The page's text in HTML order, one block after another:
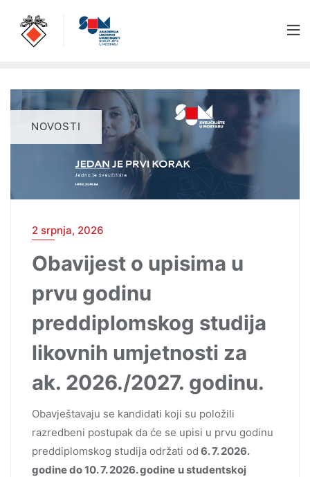
NOVOSTI
2 srpnja, 2026
Obavijest o upisima u
prvu godinu
preddiplomskog studija
likovnih umjetnosti za
ak. 2026./2027. godinu.
Obavještavaju se kandidati koji su položili
razredbeni postupak da će se upisi u prvu godinu
preddiplomskog studija održati od 6. 7. 2026.
godine do 10. 7. 2026. godine u studentskoj